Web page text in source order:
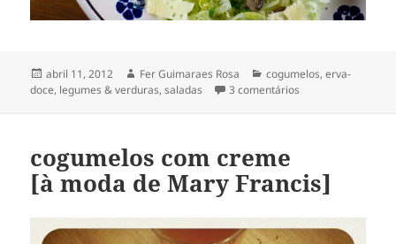
Publicado
em
abril 11, 2012 Autor
Fer Guimaraes Rosa Categorias
cogumelos,erva-
doce, legumes & verduras,saladas 3 comentários
cogumelos com creme
[à moda de Mary Francis]